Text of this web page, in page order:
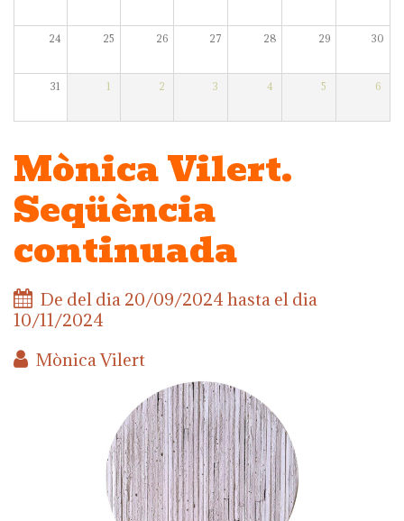
24 25 26 27 28 29 30
31 1 2 3 4 5 6
Mònica Vilert.
Seqüència
continuada
De del dia 20/09/2024 hasta el dia
10/11/2024
Mònica Vilert